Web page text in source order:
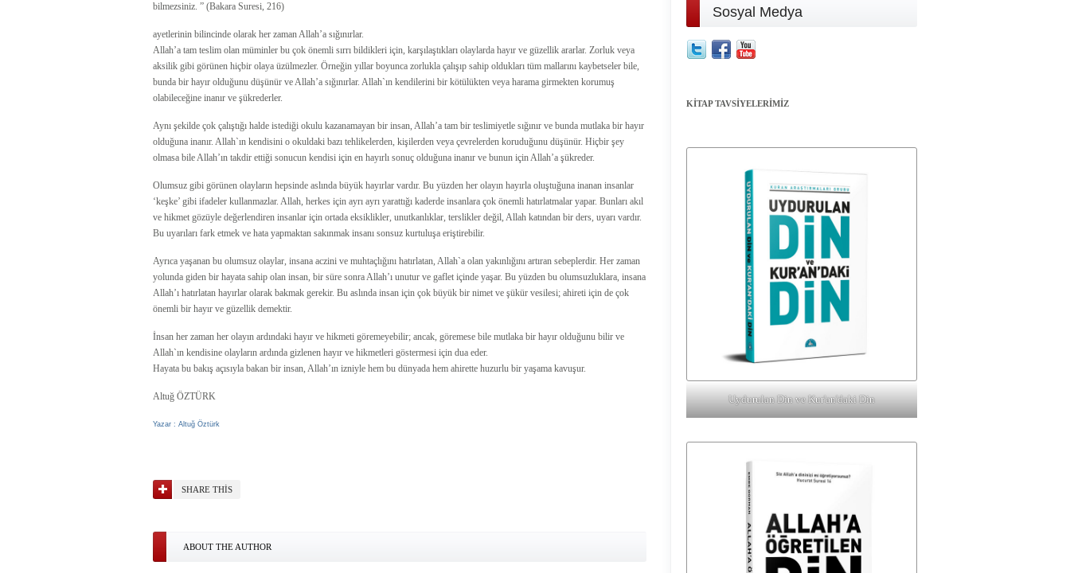
bilmezsiniz. ” (Bakara Suresi, 216)
ayetlerinin bilincinde olarak her zaman Allah’a sığınırlar.
Allah’a tam teslim olan müminler bu çok önemli sırrı bildikleri için, karşılaştıkları olaylarda hayır ve güzellik ararlar. Zorluk veya
aksilik gibi görünen hiçbir olaya üzülmezler. Örneğin yıllar boyunca zorlukla çalışıp sahip oldukları tüm mallarını kaybetseler bile,
bunda bir hayır olduğunu düşünür ve Allah’a sığınırlar. Allah`ın kendilerini bir kötülükten veya harama girmekten korumuş
olabileceğine inanır ve şükrederler.
Aynı şekilde çok çalıştığı halde istediği okulu kazanamayan bir insan, Allah’a tam bir teslimiyetle sığınır ve bunda mutlaka bir hayır
olduğuna inanır. Allah`ın kendisini o okuldaki bazı tehlikelerden, kişilerden veya çevrelerden koruduğunu düşünür. Hiçbir şey
olmasa bile Allah’ın takdir ettiği sonucun kendisi için en hayırlı sonuç olduğuna inanır ve bunun için Allah’a şükreder.
Olumsuz gibi görünen olayların hepsinde aslında büyük hayırlar vardır. Bu yüzden her olayın hayırla oluştuğuna inanan insanlar
‘keşke’ gibi ifadeler kullanmazlar. Allah, herkes için ayrı ayrı yarattığı kaderde insanlara çok önemli hatırlatmalar yapar. Bunları akıl
ve hikmet gözüyle değerlendiren insanlar için ortada eksiklikler, unutkanlıklar, terslikler değil, Allah katından bir ders, uyarı vardır.
Bu uyarıları fark etmek ve hata yapmaktan sakınmak insanı sonsuz kurtuluşa eriştirebilir.
Ayrıca yaşanan bu olumsuz olaylar, insana aczini ve muhtaçlığını hatırlatan, Allah`a olan yakınlığını artıran sebeplerdir. Her zaman
yolunda giden bir hayata sahip olan insan, bir süre sonra Allah’ı unutur ve gaflet içinde yaşar. Bu yüzden bu olumsuzluklara, insana
Allah’ı hatırlatan hayırlar olarak bakmak gerekir. Bu aslında insan için çok büyük bir nimet ve şükür vesilesi; ahireti için de çok
önemli bir hayır ve güzellik demektir.
İnsan her zaman her olayın ardındaki hayır ve hikmeti göremeyebilir; ancak, göremese bile mutlaka bir hayır olduğunu bilir ve
Allah`ın kendisine olayların ardında gizlenen hayır ve hikmetleri göstermesi için dua eder.
Hayata bu bakış açısıyla bakan bir insan, Allah’ın izniyle hem bu dünyada hem ahirette huzurlu bir yaşama kavuşur.
Altuğ ÖZTÜRK
Yazar : Altuğ Öztürk
SHARE THIS
ABOUT THE AUTHOR
Sosyal Medya
KİTAP TAVSİYELERİMİZ
Uydurulan Din ve Kur'an'daki Din